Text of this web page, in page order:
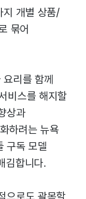
지 개별 상품/
묶어
리를 함께
비스를 해지할
상과
하려는 뉴욕
구독 모델
합니다.
으로도 괄목할